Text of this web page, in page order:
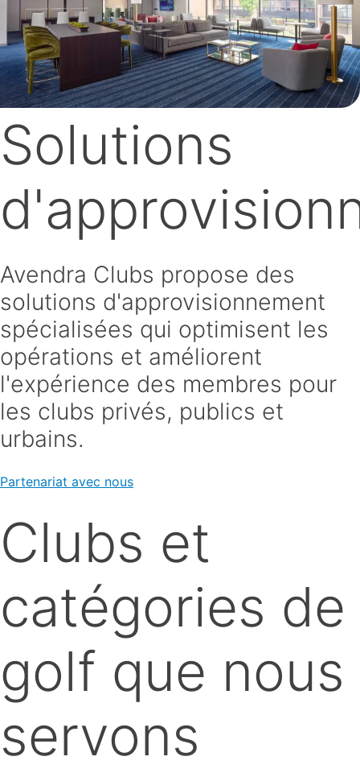
Solutions
Avendra Clubs propose des
solutions d'approvisionnement
spécialisées qui optimisent les
opérations et améliorent
l'expérience des membres pour
les clubs privés, publics et
urbains.
Partenariat avec nous
Clubs et
catégories de
golf que nous
servons